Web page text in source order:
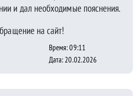
и дал необходимые пояснения.
на сайт!
Время: 09:11
Дата: 20.02.2026